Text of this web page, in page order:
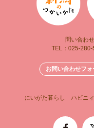
問い合わ
TEL：025-
お問い合わせフォ
にいがた暮らし
ハピニ